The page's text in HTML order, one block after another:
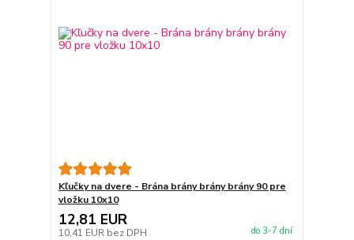
Kľučky na dvere - Brána brány brány brány 90 pre
vložku 10x10
12,81 EUR
10,41 EUR bez DPH do 3-7 dní